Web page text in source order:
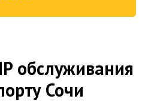
обслуживания
Сочи